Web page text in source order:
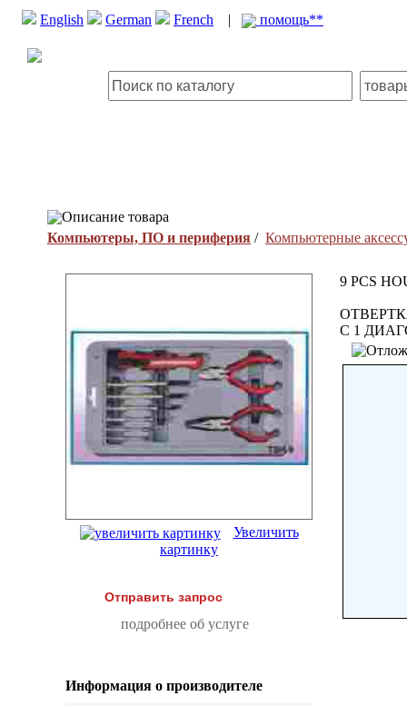
English German French | помощь**
Описание товара
Компьютеры, ПО и периферия / Компьютерные
Увеличить
картинку
Отправить запрос
подробнее об услуге
Информация о производителе
9 PCS
С 1